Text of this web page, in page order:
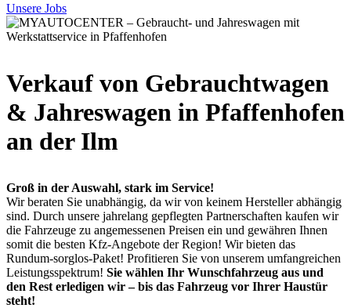
Unsere Jobs
Verkauf von Gebrauchtwagen
& Jahreswagen in Pfaffenhofen
an der Ilm
Groß in der Auswahl, stark im Service!
Wir beraten Sie unabhängig, da wir von keinem Hersteller abhängig
sind. Durch unsere jahrelang gepflegten Partnerschaften kaufen wir
die Fahrzeuge zu angemessenen Preisen ein und gewähren Ihnen
somit die besten Kfz-Angebote der Region! Wir bieten das
Rundum-sorglos-Paket! Profitieren Sie von unserem umfangreichen
Leistungsspektrum! Sie wählen Ihr Wunschfahrzeug aus und
den Rest erledigen wir – bis das Fahrzeug vor Ihrer Haustür
steht!